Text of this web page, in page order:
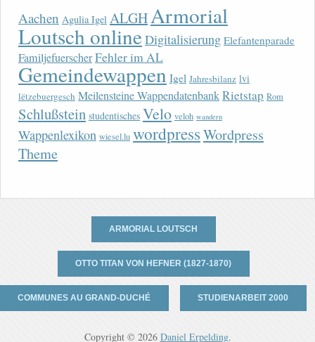
Aachen Agulia Igel ALGH Armorial
Loutsch onlineDigitalisierung Elefantenparade
FamiljefuerscherFehler im AL
Gemeindewappen Igel Jahresbilanz lvi
lëtzebuergesch Meilensteine WappendatenbankRietstap Rom
Schlußstein studentisches Velo veloh wandern
Wappenlexikon wiesel.lu wordpressWordpress
Theme
ARMORIAL LOUTSCH
OTTO TITAN VON HEFNER (1827-1870)
COMMUNES AU GRAND-DUCHÉ STUDIENARBEIT 2000
Copyright © 2026 Daniel Erpelding.